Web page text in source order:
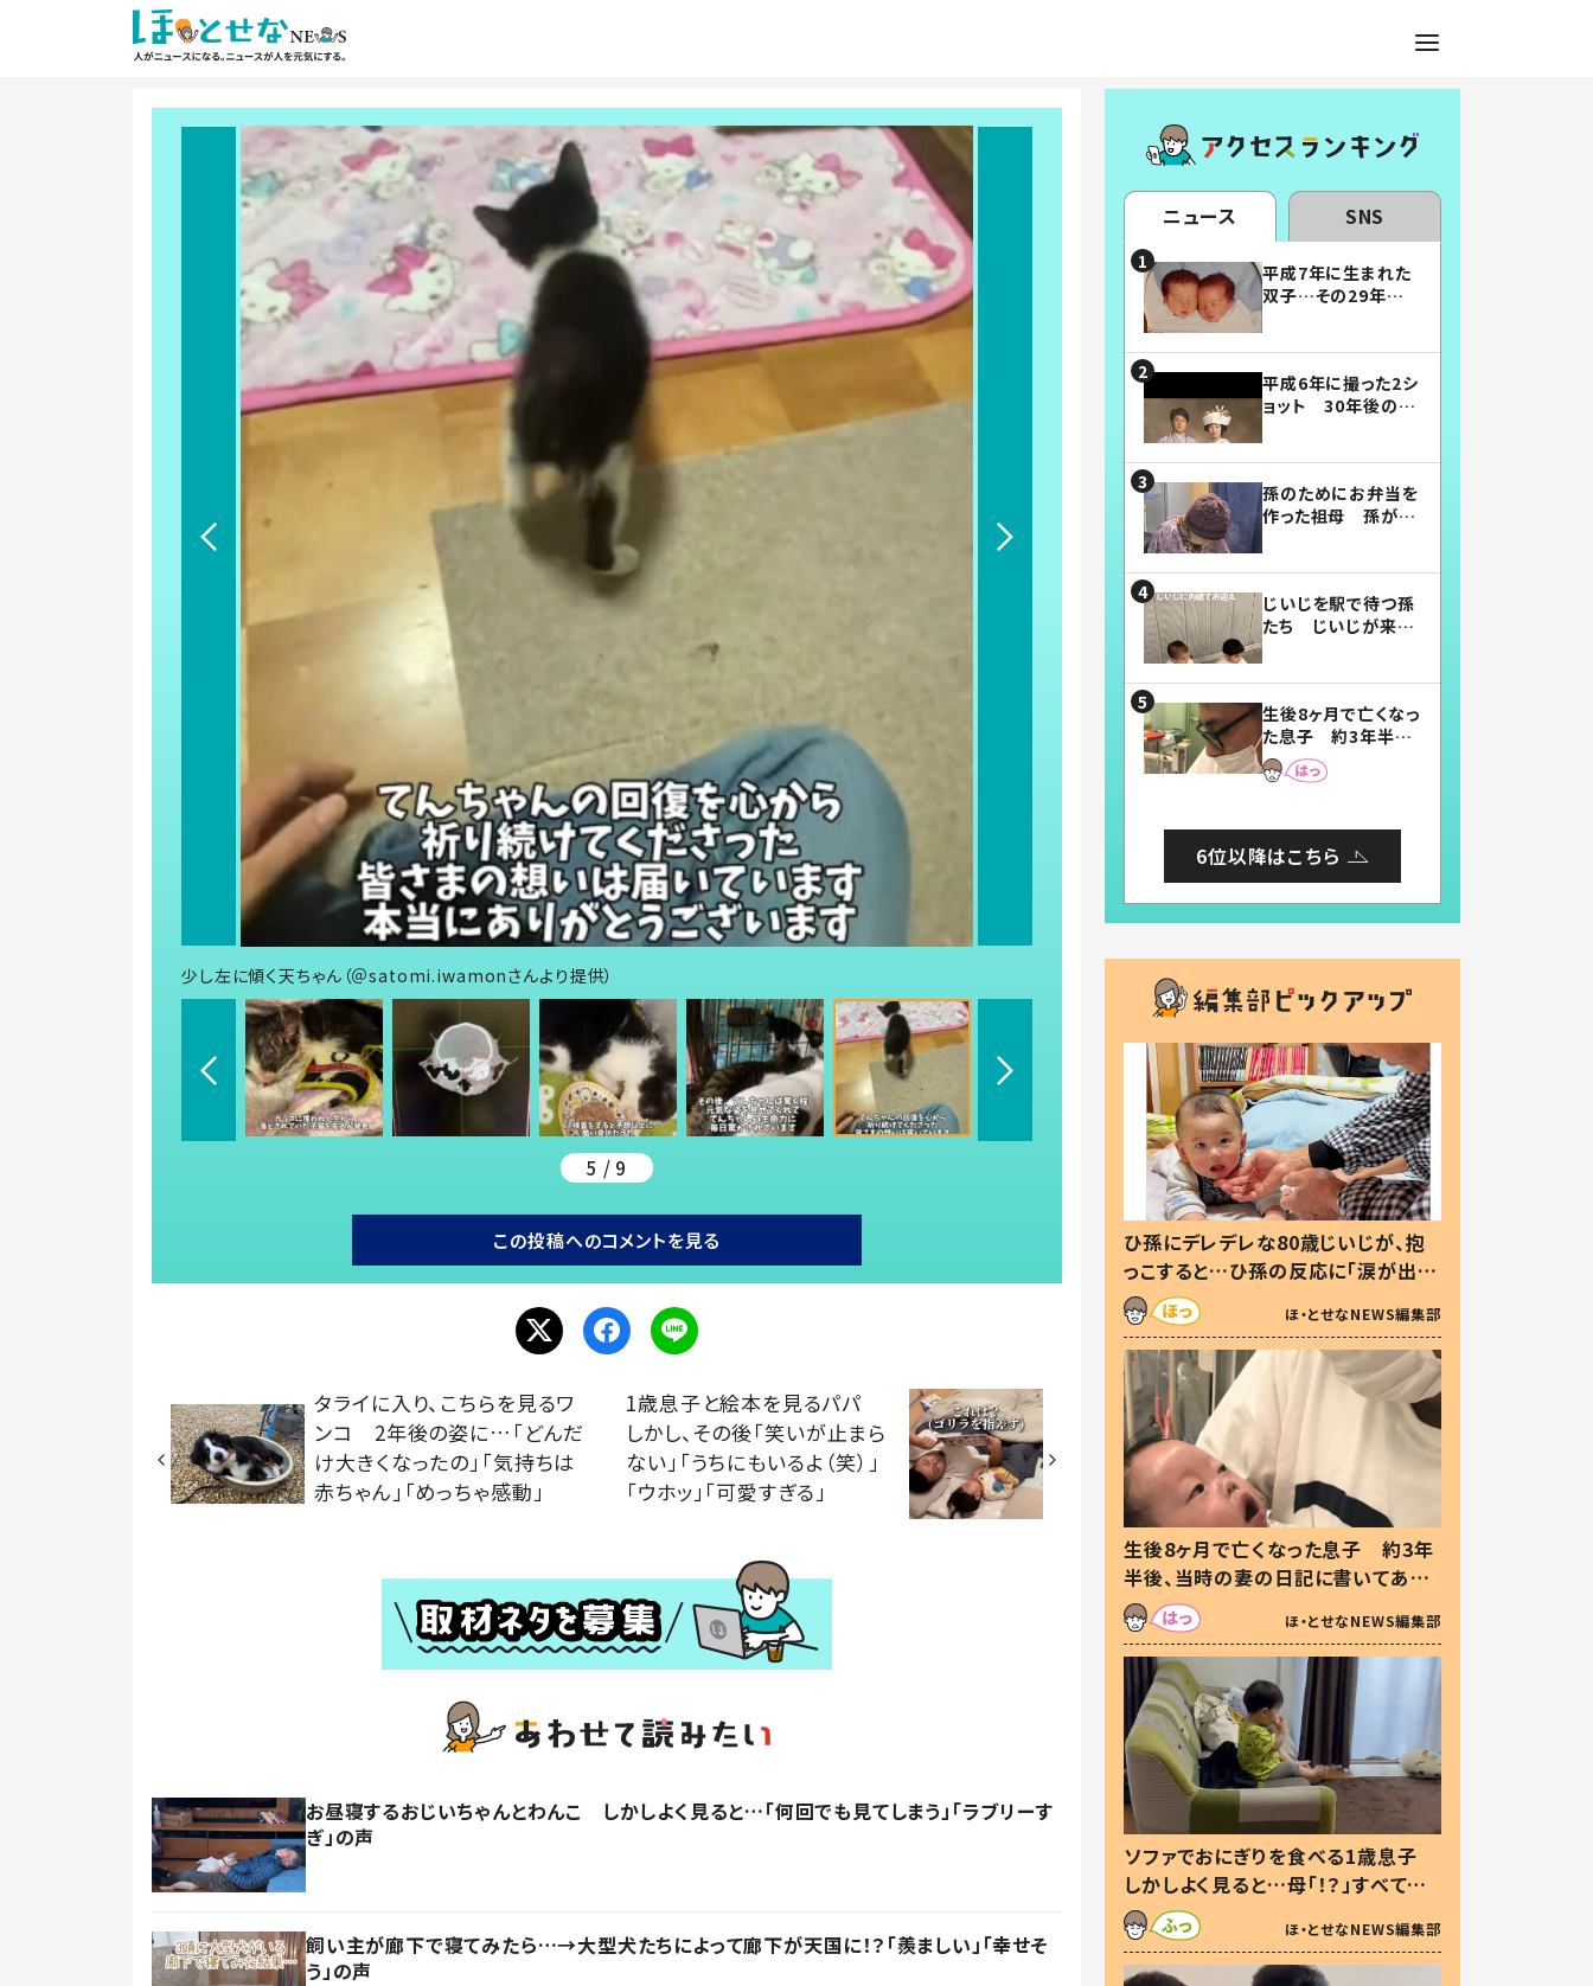
少し左に傾く天ちゃん（＠satomi.iwamonさんより提供）
5 / 9
この投稿へのコメントを見る
タライに入り、こちらを見るワ
ンコ 2年後の姿に…「どんだ
け大きくなったの」「気持ちは
赤ちゃん」「めっちゃ感動」
1歳息子と絵本を見るパパ
しかし、その後「笑いが止まら
ない」「うちにもいるよ（笑）」
「ウホッ」「可愛すぎる」
お昼寝するおじいちゃんとわんこ しかしよく見ると…「何回でも見てしまう」「ラブリーす
ぎ」の声
飼い主が廊下で寝てみたら…→大型犬たちによって廊下が天国に！？「羨ましい」「幸せそ
う」の声
ニュース SNS
平成7年に生まれた
双子…その29年後
平成6年に撮った2シ
ョット 30年後の姿
孫のためにお弁当を
作った祖母 孫が絶
じいじを駅で待つ孫
たち じいじが来た
まらない」「幸せにな
れる」
生後8ヶ月で亡くなっ
た息子 約3年半
後、当時の妻の日記
に書いてあった本音
6位以降はこちら
ひ孫にデレデレな80歳じいじが、抱
っこすると…ひ孫の反応に「涙が出ま
した」「可愛くて仕方ない」
ほ・とせなNEWS編集部
生後8ヶ月で亡くなった息子 約3年
半後、当時の妻の日記に書いてあっ
た本音とは
ほ・とせなNEWS編集部
ソファでおにぎりを食べる1歳息子
しかしよく見ると…母「！？」すべてを
察した母の投稿に「可愛いから許
す！」「現行犯〜」
ほ・とせなNEWS編集部